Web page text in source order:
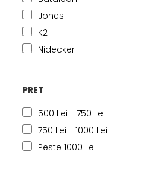
Jones
K2
Nidecker
PRET
500 Lei - 750 Lei
750 Lei - 1000 Lei
Peste 1000 Lei